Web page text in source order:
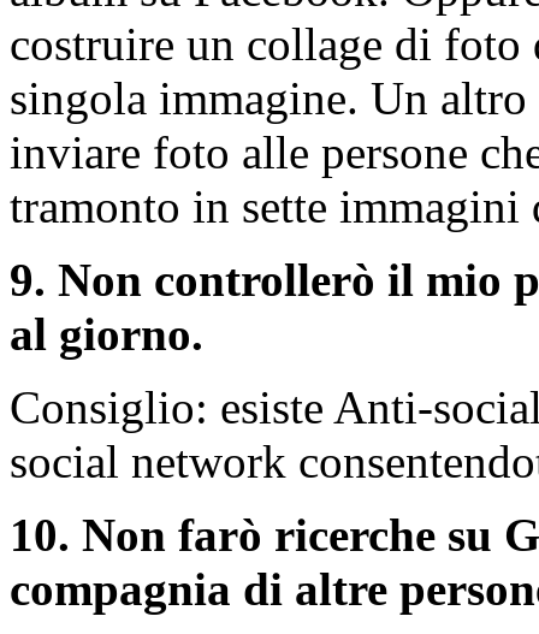
costruire un collage di foto
singola immagine. Un
inviare foto alle persone
tramonto in sette
9. Non controllerò il mio
al giorno.
Consiglio: esiste Anti-
social network
10. Non farò ricerche su
compagnia di altre